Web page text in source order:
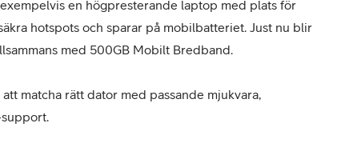
en högpresterande laptop med plats för
hotspots och sparar på mobilbatteriet. Just nu blir
med 500GB Mobilt Bredband.
matcha rätt dator med passande mjukvara,